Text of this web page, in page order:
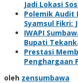
Jadi Lokasi
Polemik Audit
Syamsul Fikri:
IWAPI
Bupati
Prestasi
Penghargaan
oleh zensumbawa